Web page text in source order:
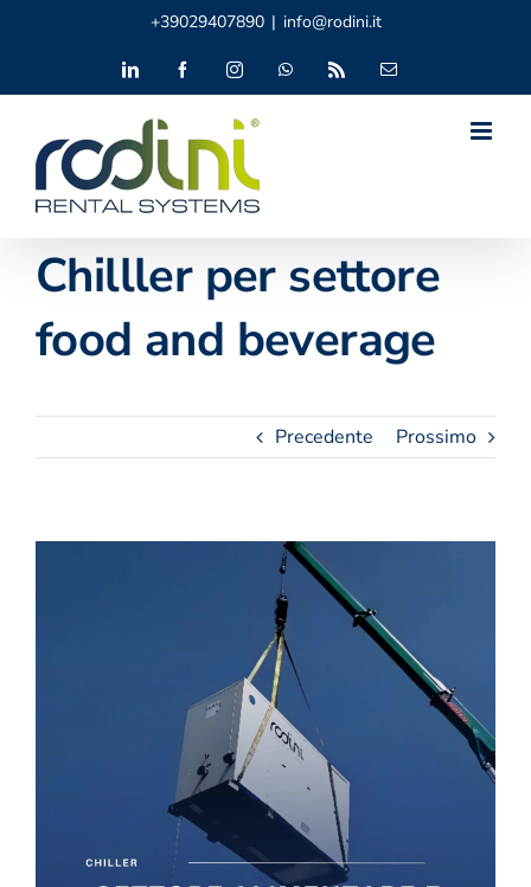
+39029407890 | info@rodini.it
LinkedIn FacebookInstagramWhatsApp Email
Chilller per settore
food and beverage
Precedente Prossimo